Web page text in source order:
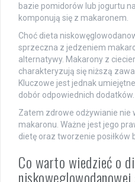
bazie pomidorów lub jogurtu
komponują się z makaronem.
Choć dieta
sprzeczna z jedzeniem
alternatywy. Makarony z
charakteryzują się niższą
Kluczowe jest jednak
dobór odpowiednich dodatków.
Zatem zdrowe odżywianie nie
makaronu. Ważne jest jego
dietę oraz tworzenie posiłków
Co warto wiedzieć o